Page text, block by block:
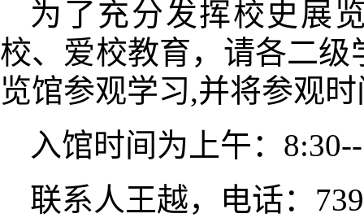
为了充分发挥校史展
校、爱校教育，请各二级
览馆参观学习,并将参观
入馆时间为上午：
联系人王越，电话：